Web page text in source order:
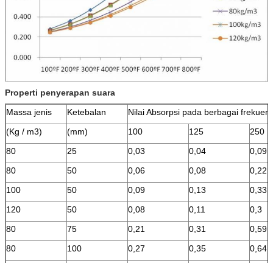
Properti penyerapan suara
Massa jenis
Ketebalan
Nilai Absorpsi pada berbagai
(Kg / m3)
(mm) 100 125
250
80
25 0,03 0,04
0,09
80
50 0,06 0,08
0,22
100
50 0,09 0,13
0,33
120
50 0,08 0,11
0,3
80
75 0,21 0,31
0,59
80
100 0,27 0,35
0,64